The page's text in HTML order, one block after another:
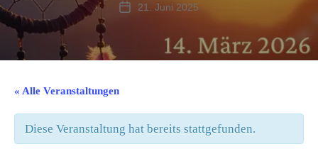
Veröffentlichungsdatum
21. Juni 2025
« Alle Veranstaltungen
Diese Veranstaltung hat bereits stattgefunden.